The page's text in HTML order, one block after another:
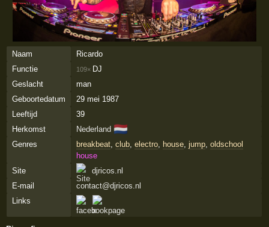
Naam
Ricardo
Functie
109× DJ
Geslacht
man
Geboortedatum
29 mei 1987
Leeftijd
39
Herkomst
Nederland 🇳🇱
Genres breakbeat, club, electro, house, jump, oldschool
house
Site
djricos.nl
E-mail
contact@djricos.nl
Links